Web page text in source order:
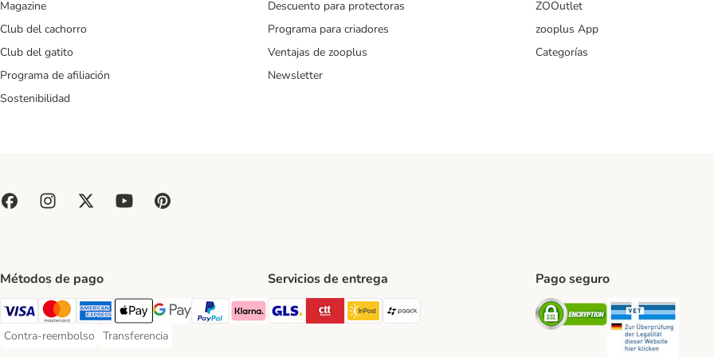
Magazine
Club del cachorro
Club del gatito
Programa de afiliación
Sostenibilidad
Descuento para protectoras
Programa para criadores
Ventajas de zooplus
Newsletter
ZOOutlet
zooplus App
Categorías
Métodos de pago
Visa Payment Method
Mastercard Payment Method
American Express Payment Method
Apple Pay Payment Method
Google Pay Payment Method
PayPal Payment Method
Klarna Payment Method
Contra-reembolso
Contra-reembolso Payment Method
Transferencia
Transferencia Payment Method
Servicios de entrega
GLS Shipping Method
CTTExpress Shipping Method
InPost Shipping Method
paack Shipping Method
Pago seguro
Security